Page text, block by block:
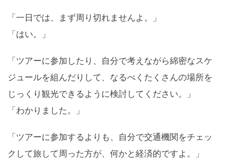
「一日では、まず周り切れませんよ。」
「はい。」
「ツアーに参加したり、自分で考えながら綿密なスケ
ジュールを組んだりして、なるべくたくさんの場所を
じっくり観光できるように検討してください。」
「わかりました。」
「ツアーに参加するよりも、自分で交通機関をチェッ
クして旅して周った方が、何かと経済的ですよ。」